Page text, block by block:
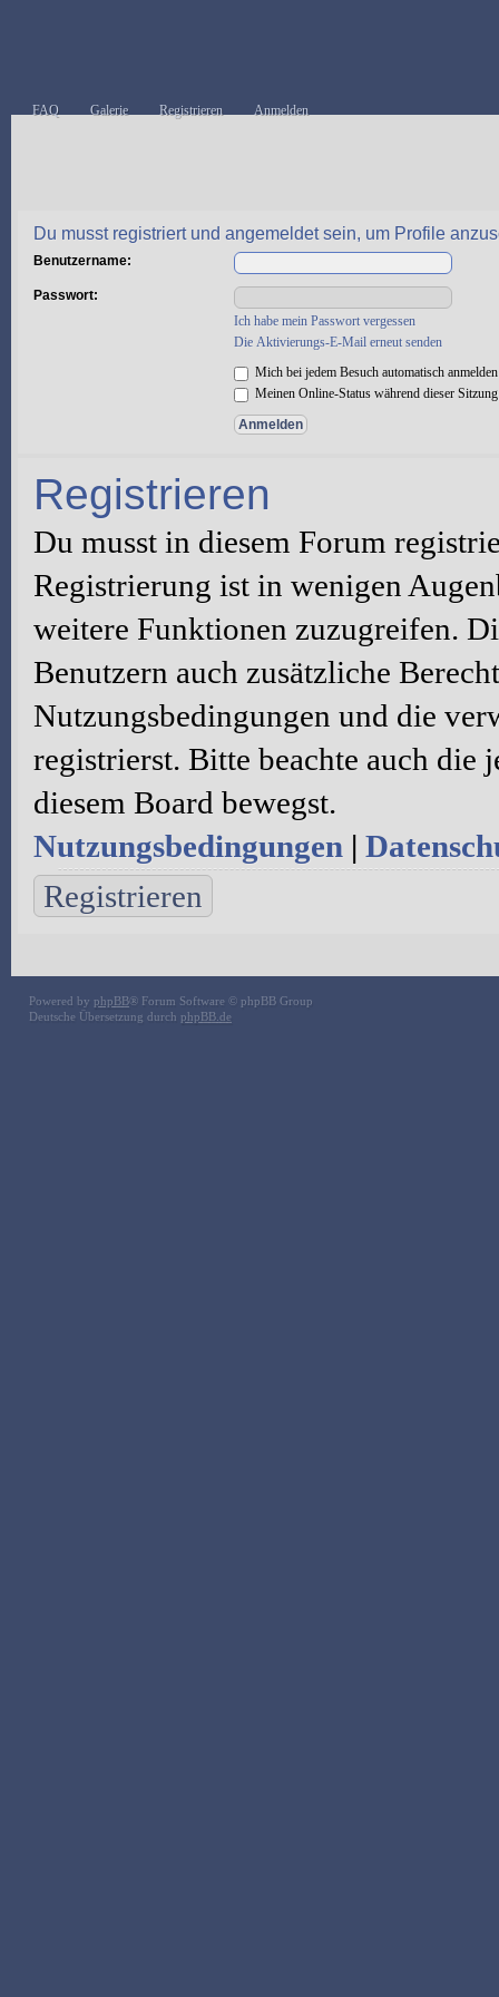
FAQ Galerie Registrieren Anmelden
Du musst registriert und angemeldet sein, um Profile
Benutzername:
Passwort:
Ich habe mein Passwort vergessen
Die Aktivierungs-E-Mail erneut senden
Mich bei jedem Besuch automatisch anmelden
Meinen Online-Status während dieser
Registrieren
Du musst in diesem Forum
Registrierung ist in wenigen
weitere Funktionen zuzugreifen.
Benutzern auch zusätzliche
Nutzungsbedingungen und die
registrierst. Bitte beachte auch
diesem Board bewegst.
Nutzungsbedingungen |
Registrieren
Powered by phpBB® Forum Software © phpBB Group
Deutsche Übersetzung durch phpBB.de